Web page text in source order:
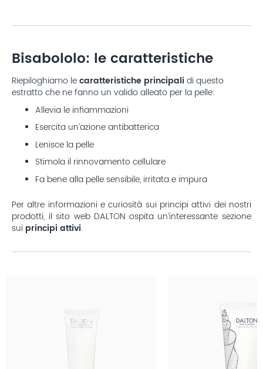
Bisabololo: le caratteristiche
Riepiloghiamo lecaratteristiche principalidi questo
estratto che ne fanno un valido alleato per la pelle:
Allevia le infiammazioni
Esercita un’azione antibatterica
Lenisce la pelle
Stimola il rinnovamento cellulare
Fa bene alla pelle sensibile, irritata e impura
Per altre informazioni e curiosità sui principi attivi dei nostri
prodotti, il sito web DALTON ospita un’interessante sezione
sui principi attivi.